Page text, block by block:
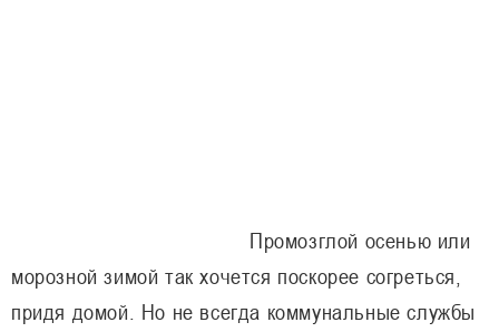
Промозглой осенью или
морозной зимой так хочется поскорее согреться,
придя домой. Но не всегда коммунальные службы